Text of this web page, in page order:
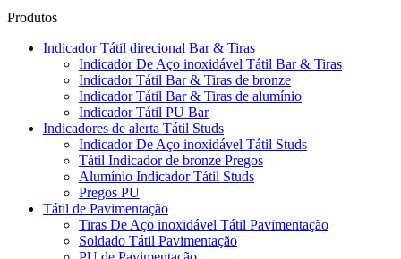
Produtos
Indicador Tátil direcional Bar & Tiras
Indicador De Aço inoxidável Tátil Bar & Tiras
Indicador Tátil Bar & Tiras de bronze
Indicador Tátil Bar & Tiras de alumínio
Indicador Tátil PU Bar
Indicadores de alerta Tátil Studs
Indicador De Aço inoxidável Tátil Studs
Tátil Indicador de bronze Pregos
Alumínio Indicador Tátil Studs
Pregos PU
Tátil de Pavimentação
Tiras De Aço inoxidável Tátil Pavimentação
Soldado Tátil Pavimentação